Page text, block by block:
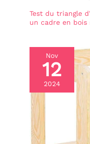
Test du triangle
un cadre en bois
Nov
12
2024